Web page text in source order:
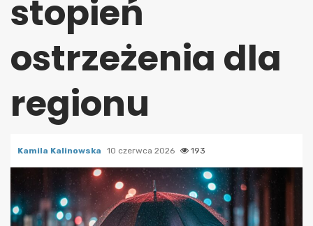
stopień
ostrzeżenia dla
regionu
Kamila Kalinowska 10 czerwca 2026 193